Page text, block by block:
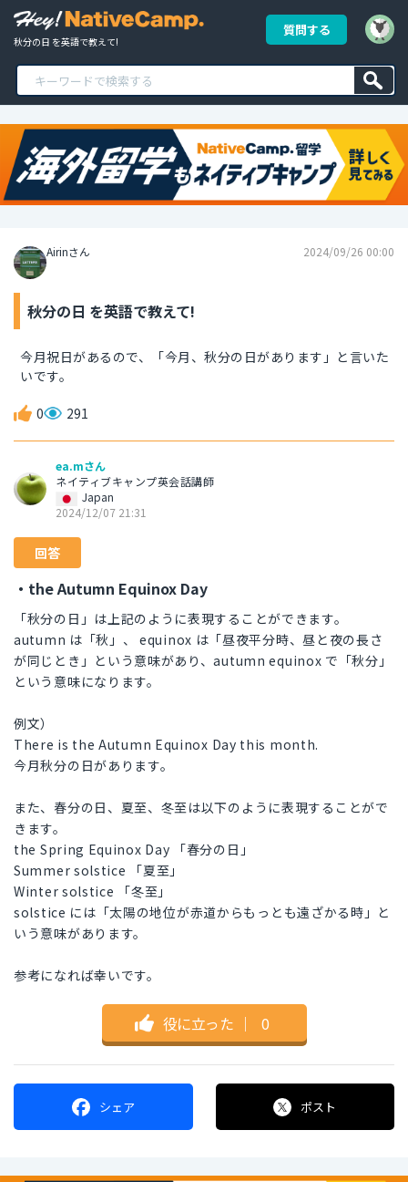
秋分の日 を英語で教えて!
質問する
Airinさん 2024/09/26 00:00
秋分の日 を英語で教えて!
今月祝日があるので、「今月、秋分の日があります」と言いた
いです。
0 291
ea.mさん
ネイティブキャンプ英会話講師
Japan
2024/12/07 21:31
回答
・the Autumn Equinox Day
「秋分の日」は上記のように表現することができます。
autumn は「秋」、 equinox は「昼夜平分時、昼と夜の長さ
が同じとき」という意味があり、autumn equinox で「秋分」
という意味になります。
例文）
There is the Autumn Equinox Day this month.
今月秋分の日があります。
また、春分の日、夏至、冬至は以下のように表現することがで
きます。
the Spring Equinox Day 「春分の日」
Summer solstice 「夏至」
Winter solstice 「冬至」
solstice には「太陽の地位が赤道からもっとも遠ざかる時」と
いう意味があります。
参考になれば幸いです。
役に立った ｜ 0
シェア ポスト